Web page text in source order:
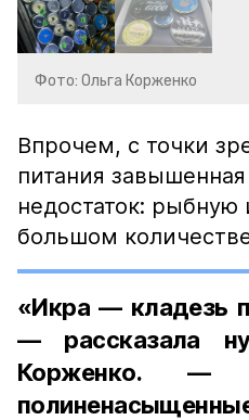
Фото: Ольга Корженко
Впрочем, с точки
питания
недостаток: рыбную
большом
«Икра — кладезь
— рассказала
Корженко. —